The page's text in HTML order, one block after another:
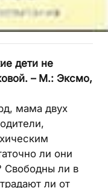
дети не
– М.: Эксмо,
мама двух
ли они
Свободны ли в
ли от